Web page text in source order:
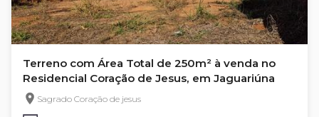
Terreno com Área Total de 250m² à venda no
Residencial Coração de Jesus, em Jaguariúna
Sagrado Coração de jesus